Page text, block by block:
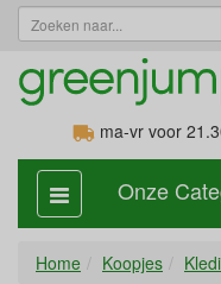
ma-vr voor
categorie
aan,
Onze
Home Koopjes